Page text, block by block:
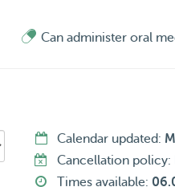
In 2018 heb ik al op honden
wonen. Ik heb
spelen, buiten wandelen
te zien of er een klik is!
Can administer oral
Calendar updated:
Cancellation policy:
Times available: